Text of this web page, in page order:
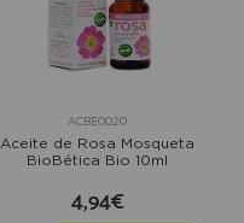
ACBE0020
Aceite de Rosa Mosqueta
BioBética Bio 10ml
4,94€